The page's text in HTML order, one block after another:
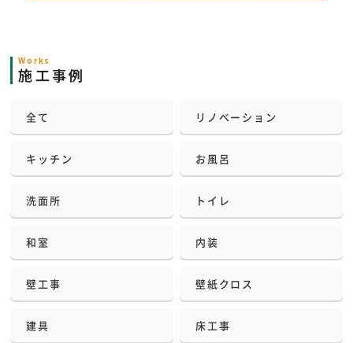
Works
施工事例
全て リノベーション
キッチン お風呂
洗面所 トイレ
和室 内装
壁工事 壁紙クロス
建具 床工事